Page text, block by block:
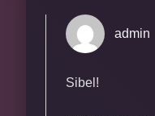
admin
Sibel!